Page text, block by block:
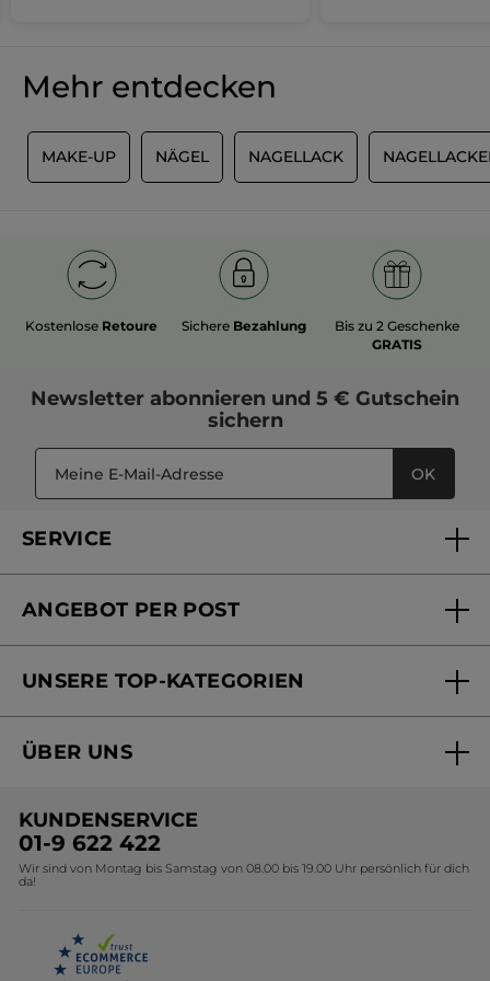
Ursprünglich veröffentlicht auf Yves Rocher Suisse
MEHR
Mehr entdecken
MAKE-UP NÄGEL NAGELLACK
Kostenlose Retoure Sichere Bezahlung
Bis zu 2 Geschenke
GRATIS
Newsletter abonnieren und 5 € Gutschein
sichern
OK
SERVICE
Mein Konto
Online Preisliste
ANGEBOT PER POST
Versandhandel Preisliste
UNSERE TOP-KATEGORIEN
Black Friday Yves Rocher
Geschenkideen Yves Rocher
Kollektion Monoi Yves Rocher
ÜBER UNS
Umweltstiftung YR
Affiliate Programm
KUNDENSERVICE
01-9 622 422
Wir sind von Montag bis Samstag von 08.00 bis 19.00 Uhr persönlich für dich
da!